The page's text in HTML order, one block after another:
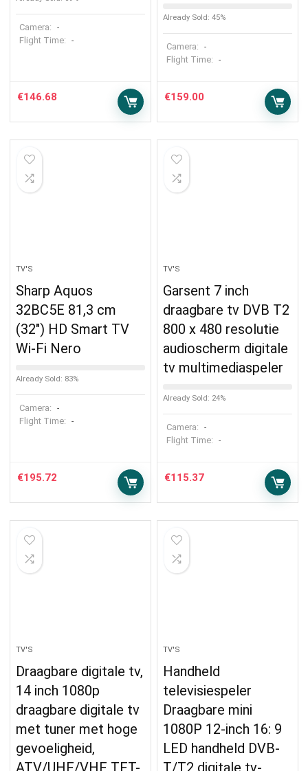
Camera: -
Flight Time: -
€146.68
Already Sold: 45%
Camera: -
Flight Time: -
€159.00
TV'S
Sharp Aquos
32BC5E 81,3 cm
(32″) HD Smart TV
Wi-Fi Nero
Already Sold: 83%
Camera: -
Flight Time: -
€195.72
TV'S
Garsent 7 inch
draagbare tv DVB T2
800 x 480 resolutie
audioscherm digitale
tv multimediaspeler
Already Sold: 24%
Camera: -
Flight Time: -
€115.37
TV'S
Draagbare digitale tv,
14 inch 1080p
draagbare digitale tv
met tuner met hoge
gevoeligheid,
ATV/UHF/VHF TFT-
TV'S
Handheld
televisiespeler
Draagbare mini
1080P 12-inch 16: 9
LED handheld DVB-
T/T2 digitale tv-